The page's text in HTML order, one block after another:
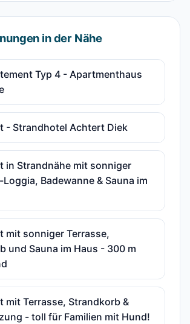
in der Nähe
Typ 4 - Apartmenthaus
- Strandhotel Achtert Diek
in Strandnähe mit sonniger
Badewanne & Sauna im
mit sonniger Terrasse,
und Sauna im Haus - 300 m
mit Terrasse, Strandkorb &
- toll für Familien mit Hund!